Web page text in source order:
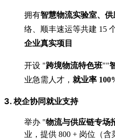
拥有智慧物流实验室、
络、顺丰速运等共建 15
企业真实项目
开设 "跨境物流特色班""
业急需人才， 就业率
3. 校企协同就业支持
举办 "物流与供应链专场
业，提供 800 + 岗位（含